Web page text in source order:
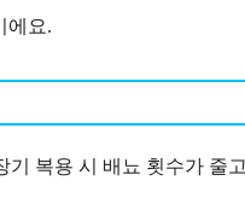
에요.
기 복용 시 배뇨 횟수가 줄